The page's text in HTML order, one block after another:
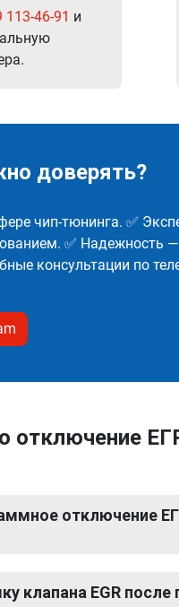
113-46-91 и
доверять?
чип-тюнинга. ✅
✅ Надежность
консультации по
отключение
отключение
клапана EGR